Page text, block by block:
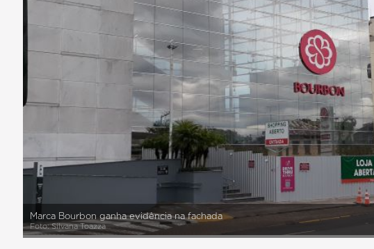
Marca Bourbon ganha evidência na fachada
Foto: Silvana Toazza